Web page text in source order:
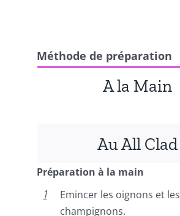
Méthode de préparation
A la Main
Au All Clad
Préparation à la main
Emincer les oignons et les
champignons.